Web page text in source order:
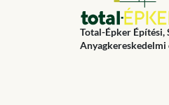
Total-Épker Építési,